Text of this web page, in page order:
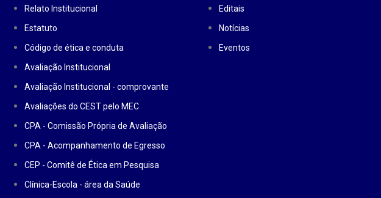
Relato Institucional
Estatuto
Código de ética e conduta
Avaliação Institucional
Avaliação Institucional - comprovante
Avaliações do CEST pelo MEC
CPA - Comissão Própria de Avaliação
CPA - Acompanhamento de Egresso
CEP - Comitê de Ética em Pesquisa
Clínica-Escola - área da Saúde
Editais
Notícias
Eventos